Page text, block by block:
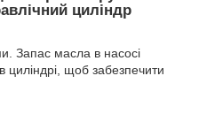
циліндр
Запас масла в насосі
циліндрі, щоб забезпечити